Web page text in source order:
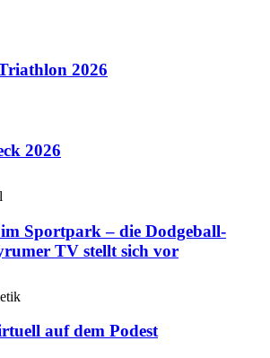
2026
2026
Sportpark – die Dodgeball-
TV stellt sich vor
auf dem Podest